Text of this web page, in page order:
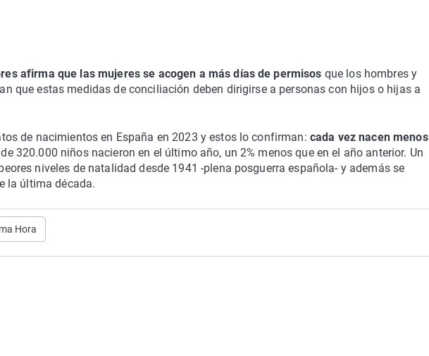
afirma que las mujeres se acogen a más días de permisos que los hombres y
que estas medidas de conciliación deben dirigirse a personas con hijos o hijas a
de nacimientos en España en 2023 y estos lo confirman: cada vez nacen menos
320.000 niños nacieron en el último año, un 2% menos que en el año anterior. Un
niveles de natalidad desde 1941 -plena posguerra española- y además se
la última década.
Hora